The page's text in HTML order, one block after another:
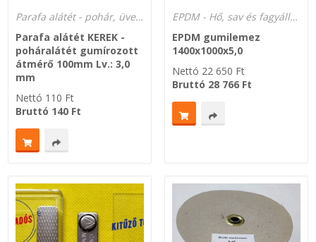
Parafa alátét - pohár, üveg alátét gumírozott parafából
Parafa alátét KEREK -
poháralátét gumírozott
átmérő 100mm Lv.: 3,0
mm
Nettó 110 Ft
Bruttó 140 Ft
EPDM - Hő, sav és fagyálló -40°C-tól +120°C-ig.
EPDM gumilemez
1400x1000x5,0
Nettó 22 650 Ft
Bruttó 28 766Ft